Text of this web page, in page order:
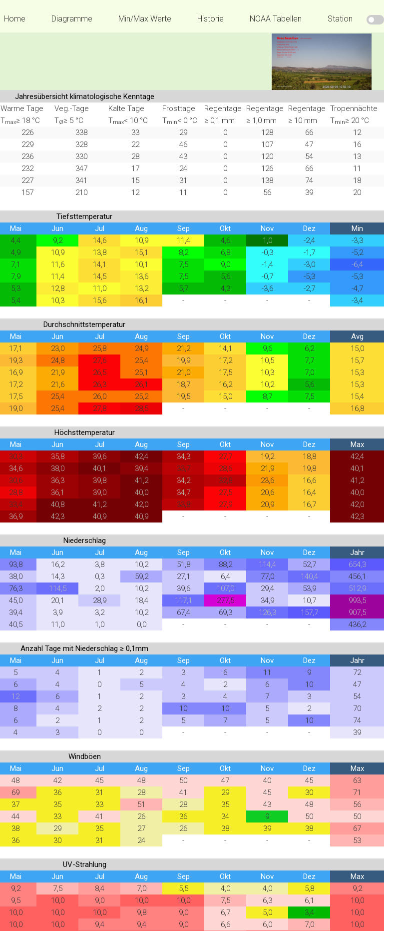
Home Diagramme Min/Max Werte Historie NOAA Tabellen Station
Jahresübersicht klimatologische Kenntage
Warme Tage
Tmax≥ 18 °C
Veg.-Tage
TØ≥ 5 °C
Kalte Tage
Tmax< 10 °C
Frosttage
Tmin< 0 °C
Regentage
≥ 0,1 mm
Regentage
≥ 1,0 mm
Regentage
≥ 10 mm
Tropennächte
Tmin≥ 20 °C
226 338 33 29 0 128 66
12
229 328 22 46 0 107 47
16
236 330 28 43 0 120 54
13
232 347 17 24 0 126 66
11
227 341 15 31 0 138 74
18
157 210 12 11 0 56 39 20
Tiefsttemperatur
Mai Jun Jul Aug Sep Okt Nov Dez
Min
4,4 9,2 14,6 10,9 11,4 4,6 1,0 -2,4
-3,3
4,9 10,9 13,8 15,1 8,2 6,8 -0,3 -1,7
-5,2
7,1 11,6 14,1 10,1 7,5 9,0 -1,4 -3,0
-6,4
7,9 11,4 14,5 13,6 7,5 5,6 -0,7 -5,3
-5,3
5,3 12,8 11,0 13,2 5,7 4,3 -3,6 -2,7
-4,7
5,4 10,3 15,6 16,1 - - - - -3,4
Durchschnittstemperatur
Mai Jun Jul Aug Sep Okt Nov Dez
Avg
17,1 23,0 25,8 24,9 21,2 14,1 9,6 6,2
15,0
19,3 24,8 27,6 25,4 19,9 17,2 10,5 7,7
15,7
16,9 21,9 26,5 25,1 21,0 17,5 10,3 7,0
15,3
17,2 21,6 26,3 26,1 18,7 16,2 10,2 5,6
15,3
17,5 25,4 26,0 25,2 19,5 15,0 8,7 7,5
15,4
19,0 25,4 27,8 28,5 - - - - 16,8
Höchsttemperatur
Mai Jun Jul Aug Sep Okt Nov Dez
Max
30,3 35,8 39,6 42,4 34,3 27,7 19,2 18,8
42,4
34,6 38,0 40,1 39,4 33,7 28,6 21,9 19,8
40,1
30,6 36,3 39,8 41,2 34,2 32,8 23,6 16,6
41,2
28,8 36,1 39,0 40,0 34,7 27,5 20,6 16,4
40,0
33,4 40,8 41,2 42,0 33,8 27,9 20,9 16,7
42,0
36,9 42,3 40,9 40,9 - - - - 42,3
Niederschlag
Mai Jun Jul Aug Sep Okt Nov Dez
Jahr
93,8 16,2 3,8 10,2 51,8 88,2 114,4 52,7
654,3
38,0 14,3 0,3 59,2 27,1 6,4 77,0 140,4
456,1
76,3 114,5 2,0 10,2 39,6 107,0 29,4 53,9
512,9
45,0 20,1 28,9 18,4 117,1 277,5 34,9 10,7
993,5
39,4 3,9 3,2 10,2 67,4 69,3 126,3 157,7
907,5
40,5 11,0 1,0 0,0 - - - - 436,2
Anzahl Tage mit Niederschlag ≥ 0,1mm
Mai Jun Jul Aug Sep Okt Nov Dez
Jahr
5 4 1 2 3 6 11 9
72
6 4 0 5 4 2 6 10
47
12 6 1 2 3 4 7 3
54
8 4 2 2 10 10 5 2
70
6 2 1 2 5 7 5 10
74
4 3 0 0 - - - - 39
Windböen
Mai Jun Jul Aug Sep Okt Nov Dez
Max
48 42 45 48 50 47 40 45
63
69 36 31 28 41 29 45 30
71
37 35 33 51 28 35 43 48
56
44 33 41 26 36 34 9 50
50
38 29 35 27 26 38 39 38
67
36 30 31 24 - - - - 53
UV-Strahlung
Mai Jun Jul Aug Sep Okt Nov Dez
Max
9,2 7,5 8,4 7,0 5,5 4,0 4,0 5,8
9,2
9,5 10,0 9,0 10,0 10,0 7,5 6,3 6,1
10,0
10,0 10,0 10,0 9,8 9,0 6,7 5,0 3,4
10,0
10,0 10,0 9,4 9,4 9,0 6,6 6,0 7,0
10,0